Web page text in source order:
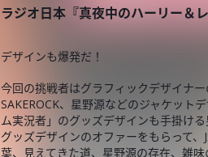
ラジオ日本『真夜中のハーリー＆
デザインも爆発だ！
今回の挑戦者はグラフィックデザイナー
SAKEROCK、星野源などのジャケット
ム実況者」のグッズデザインも手掛け
グッズデザインのオファーをもらって
葉、見えてきた道、星野源の存在、雑